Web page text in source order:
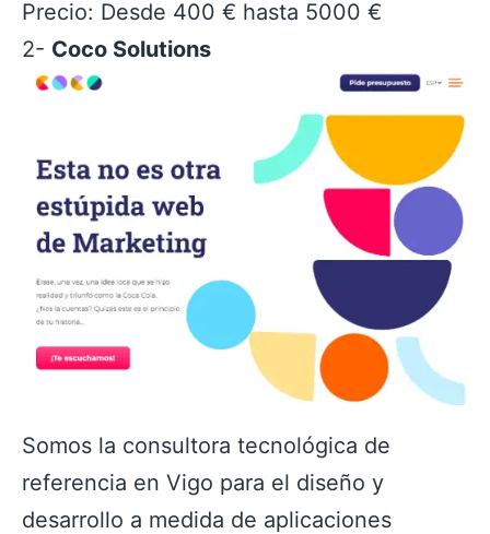
Precio: Desde 400 € hasta 5000 €
2- Coco Solutions
Somos la consultora tecnológica de
referencia en Vigo para el diseño y
desarrollo a medida de aplicaciones